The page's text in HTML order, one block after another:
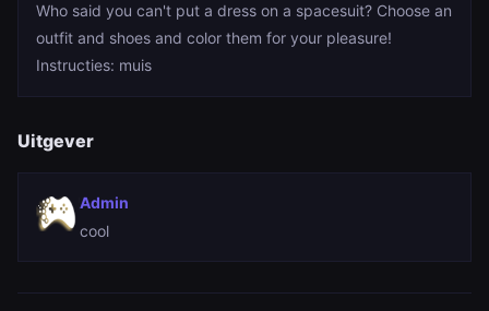
Who said you can't put a dress on a spacesuit? Choose an
outfit and shoes and color them for your pleasure!
Instructies: muis
Uitgever
Admin
cool